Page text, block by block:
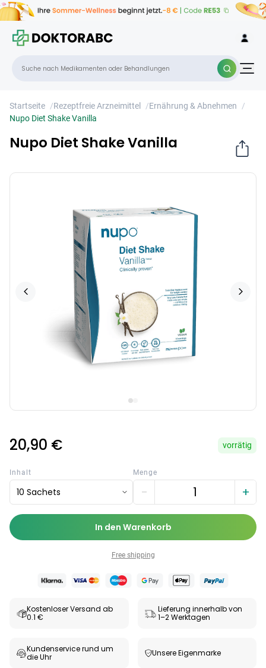
Startseite /Rezeptfreie Arzneimittel /Ernährung & Abnehmen
/
Nupo Diet Shake Vanilla
Nupo Diet Shake Vanilla
20,90 € vorrätig
Inhalt
10 Sachets
Menge
− +
In den Warenkorb
Free shipping
Kostenloser Versand ab
0.1 €
Lieferung innerhalb von
1–2 Werktagen
Kundenservice rund um
die Uhr
Unsere Eigenmarke
×